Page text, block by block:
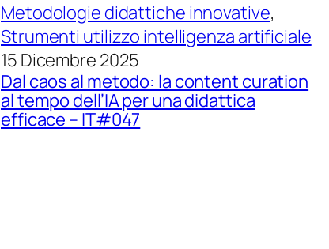
Metodologie didattiche innovative
Strumenti utilizzo intelligenza artificiale
15 Dicembre 2025
Dal caos al metodo: la content curation
al tempo dell’IA per una didattica
efficace – IT#047